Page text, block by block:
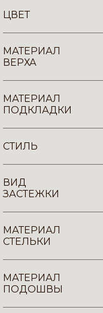
ЦВЕТ
МАТЕРИАЛ
ВЕРХА
МАТЕРИАЛ
ПОДКЛАДКИ
СТИЛЬ
ВИД
ЗАСТЕЖКИ
МАТЕРИАЛ
СТЕЛЬКИ
МАТЕРИАЛ
ПОДОШВЫ